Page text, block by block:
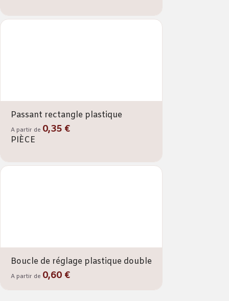
Passant rectangle plastique
A partir de 0,35 €
PIÈCE
Boucle de réglage plastique double
A partir de 0,60 €